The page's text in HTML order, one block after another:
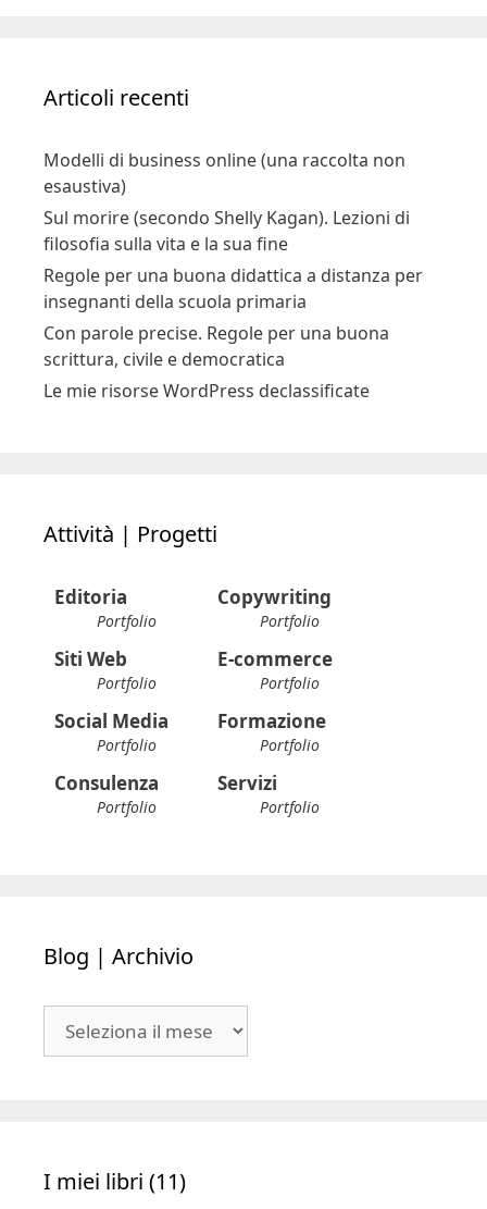
Articoli recenti
Modelli di business online (una raccolta non
esaustiva)
Sul morire (secondo Shelly Kagan). Lezioni di
filosofia sulla vita e la sua fine
Regole per una buona didattica a distanza per
insegnanti della scuola primaria
Con parole precise. Regole per una buona
scrittura, civile e democratica
Le mie risorse WordPress declassificate
Attività | Progetti
Editoria
Portfolio
Copywriting
Portfolio
Siti Web
Portfolio
E-commerce
Portfolio
Social Media
Portfolio
Formazione
Portfolio
Consulenza
Portfolio
Servizi
Portfolio
Blog | Archivio
I miei libri (11)